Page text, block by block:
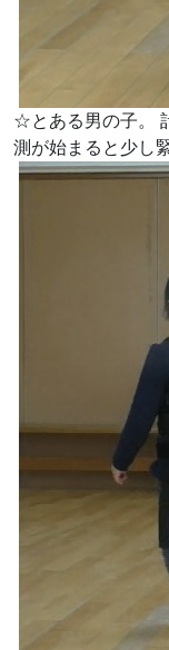
☆とある男の子。
測が始まると少し